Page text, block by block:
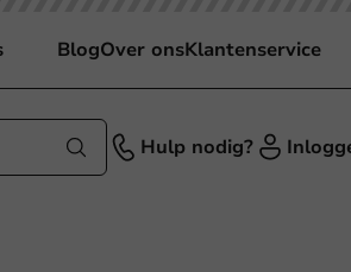
BlogOver onsKlantenservice
Hulp nodig?